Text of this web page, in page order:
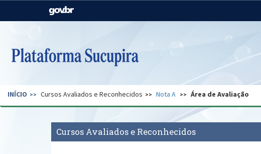
Casa Civil
Pecuária e Abastecimento
Secretaria de Governo Gabinete de Segurança
INÍCIO Cursos Avaliados e Reconhecidos Nota A Área de Avaliação
Cursos Avaliados e Reconhecidos